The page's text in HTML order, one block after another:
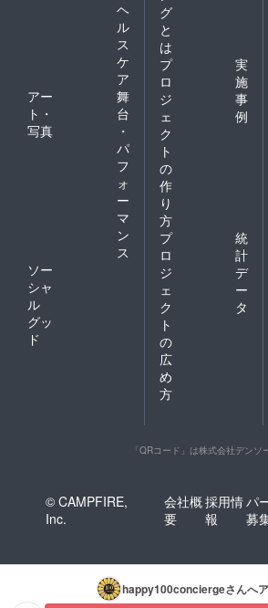
ヘ
ル
ス
ケ
ア
アー
ト・
写真
舞
台
・
パ
フ
ォ
ー
マ
ン
ス
ソー
シャ
ル
グッ
ド
グ
と
は
プ
ロ
ジ
ェ
ク
ト
の
作
り
方
実
施
事
例
プ
ロ
ジ
ェ
ク
ト
の
広
め
方
統
計
デ
ー
タ
「QRコード」は株式会社デンソ
© CAMPFIRE,
Inc.
会社概
要
採用情
報
パ
募
happy100conciergeさんへ